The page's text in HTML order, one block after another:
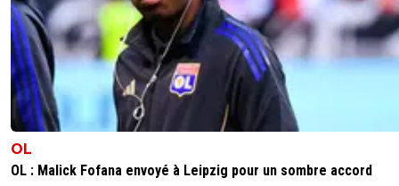
Goaal
0+ Répondre
champion-mon-fr-re 26 août 2021 à 18:16
allez Rennes
OL
OL : Malick Fofana envoyé à Leipzig pour un sombre accord